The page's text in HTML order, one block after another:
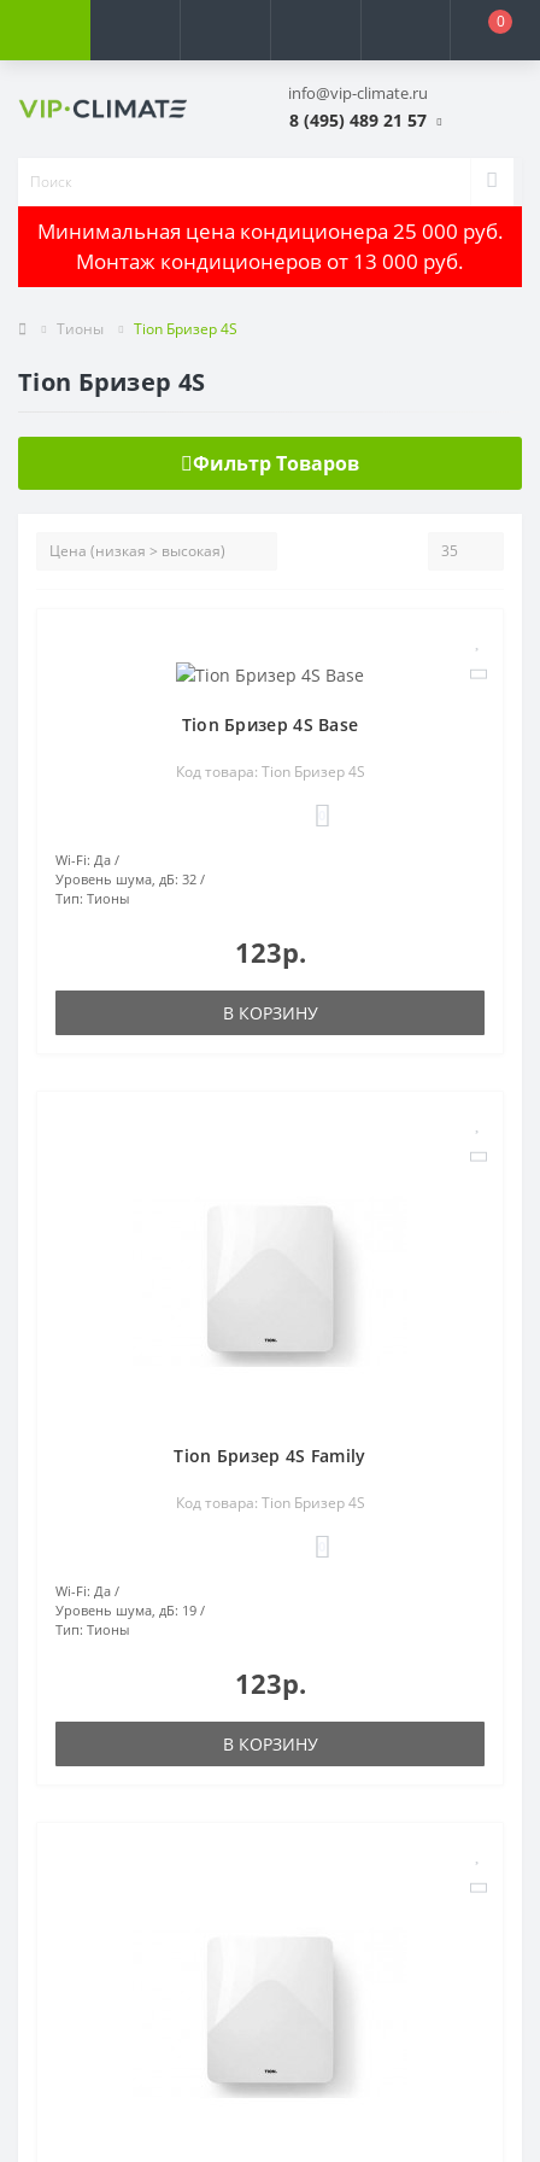
0
info@vip-climate.ru
8 (495) 489 21 57
Минимальная цена кондиционера 25 000 руб.
Монтаж кондиционеров от 13 000 руб.
Тионы Tion Бризер 4S
Tion Бризер 4S
Фильтр Товаров
Tion Бризер 4S Base
Код товара: Tion Бризер 4S
Wi-Fi: Да
Уровень шума, дБ: 32
Тип: Тионы
123р.
В КОРЗИНУ
Tion Бризер 4S Family
Код товара: Tion Бризер 4S
Wi-Fi: Да
Уровень шума, дБ: 19
Тип: Тионы
123р.
В КОРЗИНУ